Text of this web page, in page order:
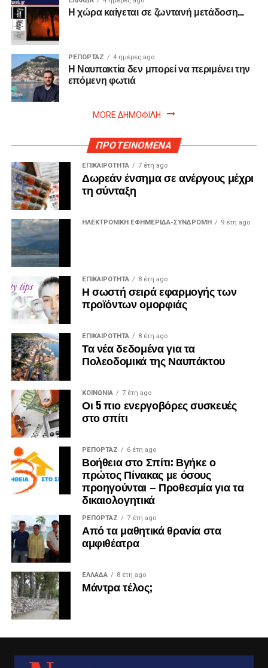
Η χώρα καίγεται σε ζωντανή μετάδοση…
ΡΕΠΟΡΤΑΖ 4 ημέρες ago
Η Ναυπακτία δεν μπορεί να περιμένει την
επόμενη φωτιά
MORE ΔΗΜΟΦΙΛΗ
ΠΡΟΤΕΙΝΟΜΕΝΑ
ΕΠΙΚΑΙΡΟΤΗΤΑ 7 έτη ago
Δωρεάν ένσημα σε ανέργους μέχρι
τη σύνταξη
ΗΛΕΚΤΡΟΝΙΚΗ ΕΦΗΜΕΡΙΔΑ-ΣΥΝΔΡΟΜΗ 9 έτη ago
ΕΠΙΚΑΙΡΟΤΗΤΑ 8 έτη ago
Η σωστή σειρά εφαρμογής των
προϊόντων ομορφιάς
ΕΠΙΚΑΙΡΟΤΗΤΑ 8 έτη ago
Τα νέα δεδομένα για τα
Πολεοδομικά της Ναυπάκτου
ΚΟΙΝΩΝΙΑ 7 έτη ago
Οι 5 πιο ενεργοβόρες συσκευές
στο σπίτι
ΡΕΠΟΡΤΑΖ 6 έτη ago
Βοήθεια στο Σπίτι: Βγήκε ο
πρώτος Πίνακας με όσους
προηγούνται – Προθεσμία για τα
δικαιολογητικά
ΡΕΠΟΡΤΑΖ 7 έτη ago
Από τα μαθητικά θρανία στα
αμφιθέατρα
ΕΛΛΑΔΑ 8 έτη ago
Μάντρα τέλος;